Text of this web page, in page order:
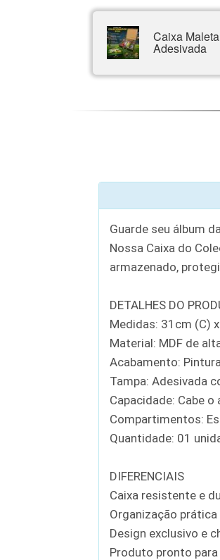
Caixa
Adesivada
Guarde seu álbum
Nossa Caixa do
armazenado,
DETALHES DO
Medidas: 31cm (C)
Material: MDF de
Acabamento:
Tampa: Adesivada
Capacidade: Cabe
Compartimentos:
Quantidade: 01
DIFERENCIAIS
Caixa resistente e
Organização
Design exclusivo e
Produto pronto para